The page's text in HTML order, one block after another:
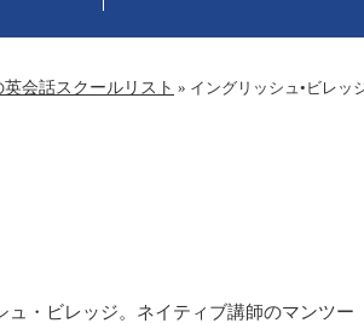
英会話スクールリスト » イングリッシュ•ビレッ
・ビレッジ。ネイティブ講師のマンツー